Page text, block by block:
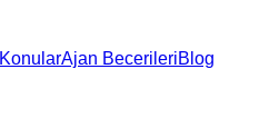
KonularAjan BecerileriBlog